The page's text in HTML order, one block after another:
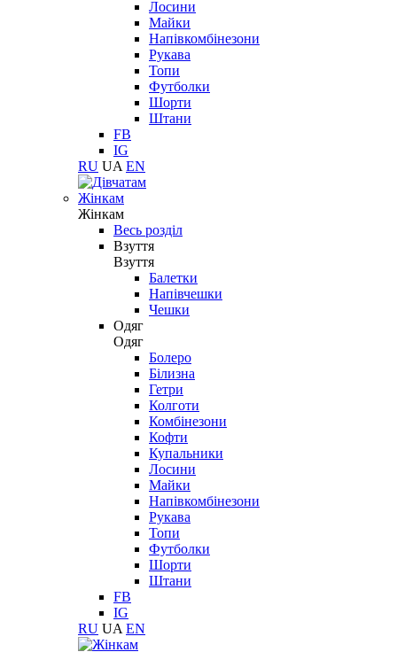
Лосини
Майки
Напівкомбінезони
Рукава
Топи
Футболки
Шорти
Штани
FB
IG
RU UA EN
Жінкам
Жінкам
Весь розділ
Взуття
Взуття
Балетки
Напівчешки
Чешки
Одяг
Одяг
Болеро
Білизна
Гетри
Колготи
Комбінезони
Кофти
Купальники
Лосини
Майки
Напівкомбінезони
Рукава
Топи
Футболки
Шорти
Штани
FB
IG
RU UA EN